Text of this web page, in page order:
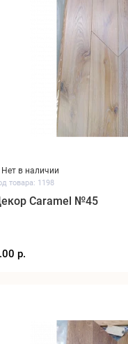
Нет в наличии
товара: 1198
Caramel №45
р.